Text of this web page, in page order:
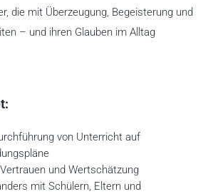
die mit Überzeugung, Begeisterung und
– und ihren Glauben im Alltag
von Unterricht auf
und Wertschätzung
mit Schülern, Eltern und